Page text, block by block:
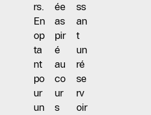
rs.
En
op
ta
nt
po
ur
un
ée
as
pir
é
au
co
ur
s
ss
an
t
un
ré
se
rv
oir